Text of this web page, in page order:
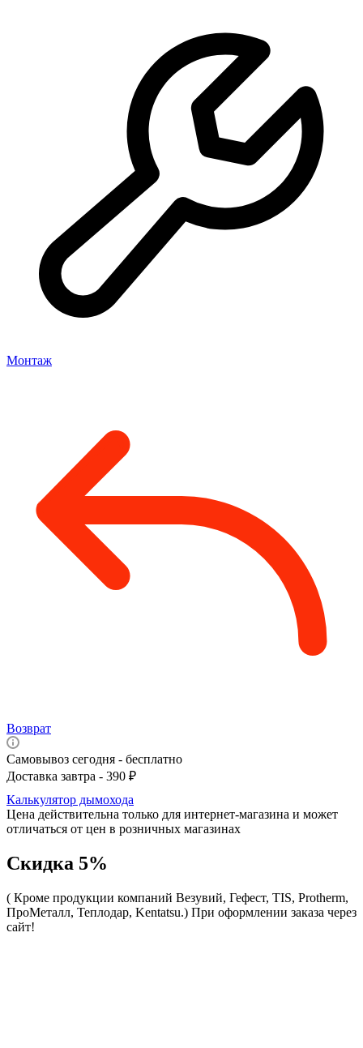
Монтаж
Возврат
Самовывоз сегодня - бесплатно
Доставка завтра - 390 ₽
Калькулятор дымохода
Цена действительна только для интернет-магазина и может
отличаться от цен в розничных магазинах
Скидка 5%
( Кроме продукции компаний Везувий, Гефест, TIS, Protherm,
ПроМеталл, Теплодар, Kentatsu.) При оформлении заказа через
сайт!